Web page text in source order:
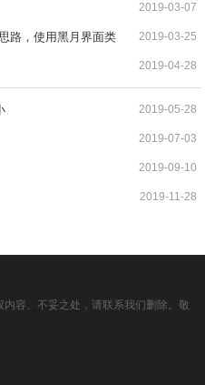
2019-03-07
路，使用黑月界面类 2019-03-25
2019-04-28
2019-05-28
2019-07-03
2019-09-10
2019-11-28
容、不妥之处，请联系我们删除。敬